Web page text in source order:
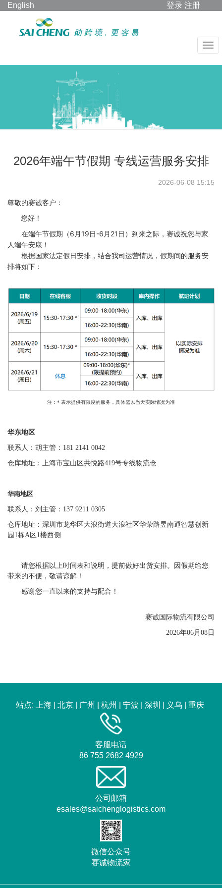
English 登录 注册
2026年端午节假期 专线运营服务安排
2026-06-08 15:15
尊敬的赛诚客户：
您好！
在端午节假期（6月19日-6月21日）到来之际，赛诚祝您与家
人端午安康！
根据国家法定假日安排，结合我司运营情况，假期间的服务安
排将如下：
注：* 表示提供有限度的服务，具体需以当天实际情况为准
华东地区
联系人：胡主管：181 2141 0042
仓库地址：上海市宝山区共悦路419号专线物流仓
华南地区
联系人：刘主管：137 9211 0305
仓库地址：深圳市龙华区大浪街道大浪社区华荣路昱南通智慧创新
园1栋A区1楼西侧
请您根据以上时间表和说明，提前做好出货安排。因假期给您
带来的不便，敬请谅解！
感谢您一直以来的支持与配合！
赛诚国际物流有限公司
2026年06月08日
站点: 上海 北京 广州 杭州 宁波 深圳 义乌 重庆
客服电话
86 755 2682 4929
公司邮箱
esales@saichenglogistics.com
微信公众号
赛诚物流家